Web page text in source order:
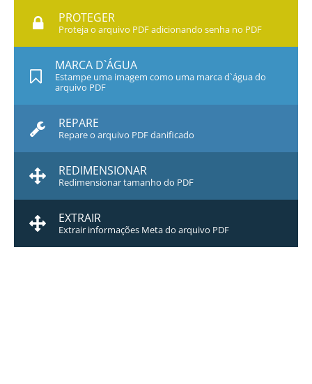
PROTEGER
Proteja o arquivo PDF adicionando senha no PDF
MARCA D`ÁGUA
Estampe uma imagem como uma marca d`água do
arquivo PDF
REPARE
Repare o arquivo PDF danificado
REDIMENSIONAR
Redimensionar tamanho do PDF
EXTRAIR
Extrair informações Meta do arquivo PDF